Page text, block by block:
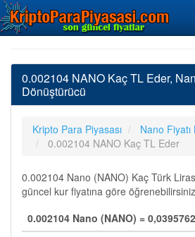
0.002104 NANO Kaç TL Eder,
Dönüştürücü
Kripto Para Piyasası
Nano
0.002104 NANO Kaç TL Eder
0.002104 Nano (NANO) Kaç Türk
güncel kur fiyatına göre
0.002104 Nano (NANO) =